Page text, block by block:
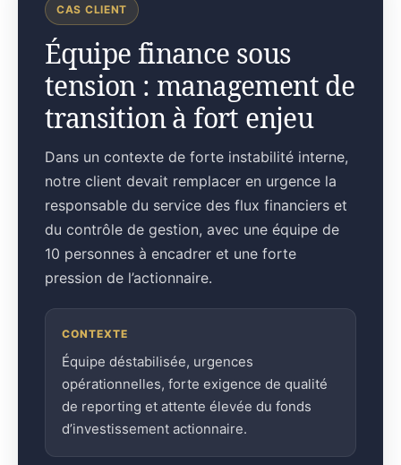
CAS CLIENT
Équipe finance sous
tension : management de
transition à fort enjeu
Dans un contexte de forte instabilité interne,
notre client devait remplacer en urgence la
responsable du service des flux financiers et
du contrôle de gestion, avec une équipe de
10 personnes à encadrer et une forte
pression de l’actionnaire.
CONTEXTE
Équipe déstabilisée, urgences
opérationnelles, forte exigence de qualité
de reporting et attente élevée du fonds
d’investissement actionnaire.